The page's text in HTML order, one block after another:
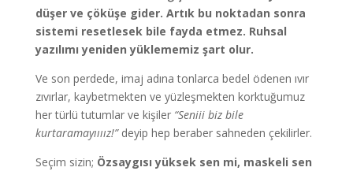
düşer ve çöküşe gider. Artık bu noktadan sonra
sistemi resetlesek bile fayda etmez. Ruhsal
yazılımı yeniden yüklememiz şart olur.
Ve son perdede, imaj adına tonlarca bedel ödenen ıvır
zıvırlar, kaybetmekten ve yüzleşmekten korktuğumuz
her türlü tutumlar ve kişiler “Seniii biz bile
kurtaramayıııız!”deyip hep beraber sahneden çekilirler.
Seçim sizin; Özsaygısı yüksek sen mi, maskeli sen